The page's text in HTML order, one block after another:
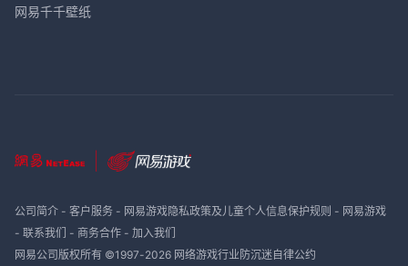
网易千千壁纸
公司简介- 客户服务- 网易游戏隐私政策及儿童个人信息保护规则 - 网易游戏
- 联系我们 - 商务合作- 加入我们
网易公司版权所有 ©1997-2026 网络游戏行业防沉迷自律公约